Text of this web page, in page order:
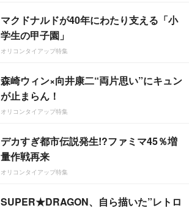
マクドナルドが40年にわたり支える「小
学生の甲子園」
オリコンタイアップ特集
森崎ウィン×向井康二“両片思い”にキュン
が止まらん！
オリコンタイアップ特集
デカすぎ都市伝説発生!?ファミマ45％増
量作戦再来
オリコンタイアップ特集
SUPER★DRAGON、自ら描いた”レトロ